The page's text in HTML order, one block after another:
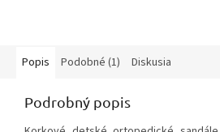
Popis Podobné (1) Diskusia
Podrobný popis